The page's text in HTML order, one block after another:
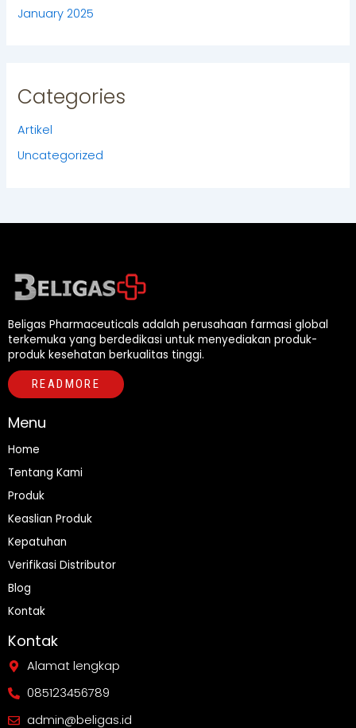
January 2025
Categories
Artikel
Uncategorized
Beligas Pharmaceuticals adalah perusahaan farmasi global
terkemuka yang berdedikasi untuk menyediakan produk-
produk kesehatan berkualitas tinggi.
READMORE
Menu
Home
Tentang Kami
Produk
Keaslian Produk
Kepatuhan
Verifikasi Distributor
Blog
Kontak
Kontak
Alamat lengkap
085123456789
admin@beligas.id